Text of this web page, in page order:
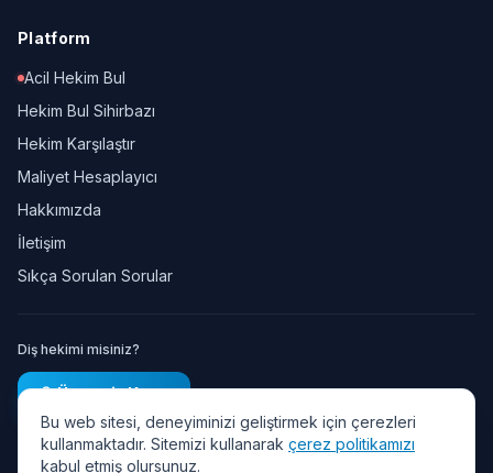
Platform
Acil Hekim Bul
Hekim Bul Sihirbazı
Hekim Karşılaştır
Maliyet Hesaplayıcı
Hakkımızda
İletişim
Sıkça Sorulan Sorular
Diş hekimi misiniz?
Ücretsiz Kayıt
Bu web sitesi, deneyiminizi geliştirmek için çerezleri
kullanmaktadır. Sitemizi kullanarak çerez politikamızı
kabul etmiş olursunuz.